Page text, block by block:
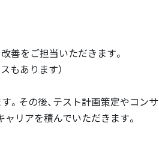
善をご担当いただきます。
もあります）
。その後、テスト計画策定やコンサ
リアを積んでいただきます。